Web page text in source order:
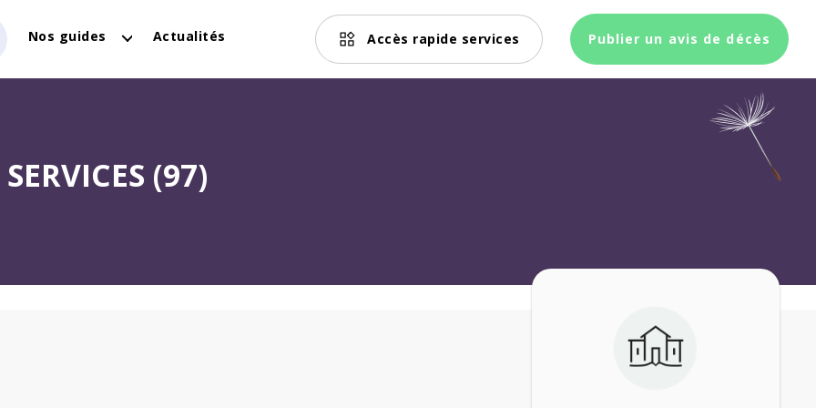
Nos guides Actualités Accès rapide services Publier un avis de décès
(97)